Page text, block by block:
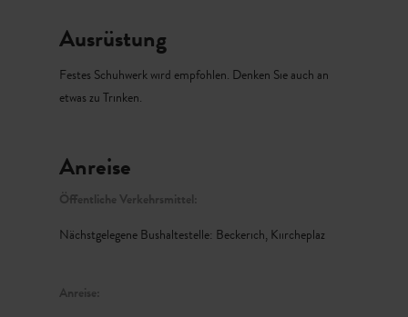
Ausrüstung
Festes Schuhwerk wird empfohlen. Denken Sie auch an
etwas zu Trinken.
Anreise
Öffentliche Verkehrsmittel:
Nächstgelegene Bushaltestelle: Beckerich, Kiircheplaz
Anreise: